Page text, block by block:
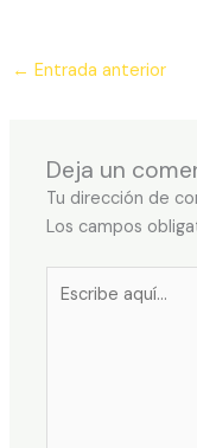
← Entrada anterior
Deja un
Tu dirección de
Los campos